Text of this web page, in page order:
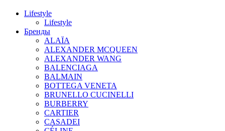
Lifestyle
Lifestyle
Бренды
ALAÏA
ALEXANDER MCQUEEN
ALEXANDER WANG
BALENCIAGA
BALMAIN
BOTTEGA VENETA
BRUNELLO CUCINELLI
BURBERRY
CARTIER
CASADEI